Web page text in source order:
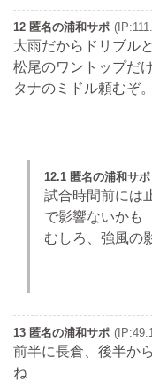
12 匿名の浦和サポ
大雨だからドリブル
松尾のワントップだ
タナのミドル頼むぞ。
12.1 匿名の浦和サポ
試合時間前には
で影響ないかも
むしろ、強風の
13 匿名の浦和サポ
前半に長倉、後半か
ね